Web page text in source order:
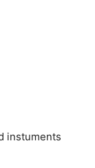
instuments